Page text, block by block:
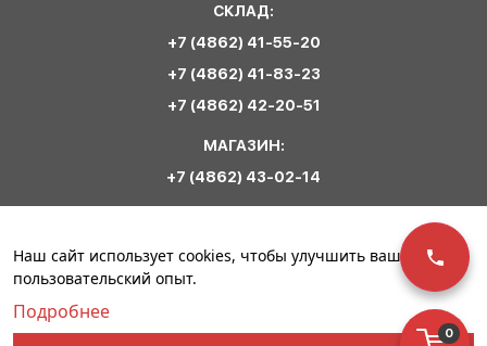
0
СКЛАД:
+7 (4862) 41-55-20
+7 (4862) 41-83-23
+7 (4862) 42-20-51
МАГАЗИН:
+7 (4862) 43-02-14
Обратная связь
Наш сайт использует cookies, чтобы улучшить ваш
пользовательский опыт.
Подробнее